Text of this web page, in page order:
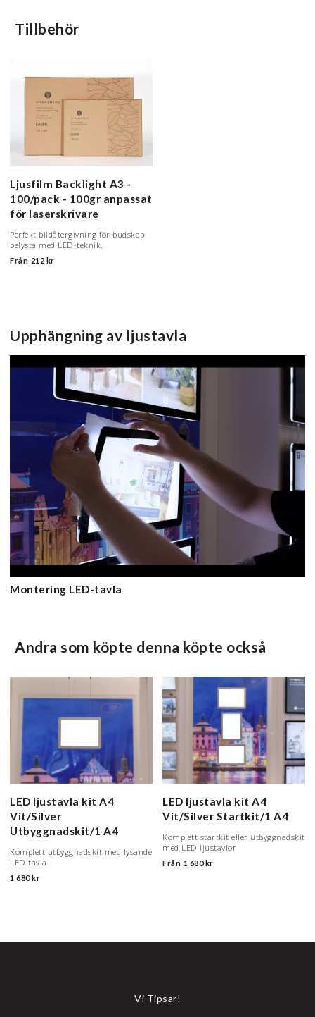
Tillbehör
Ljusfilm Backlight A3 -
100/pack - 100gr anpassat
för laserskrivare
Perfekt bildåtergivning för budskap
belysta med LED-teknik.
Från 212 kr
Upphängning av ljustavla
Montering LED-tavla
Andra som köpte denna köpte också
LED ljustavla kit A4
Vit/Silver
Utbyggnadskit/1 A4
Komplett utbyggnadskit med lysande
LED tavla
1 680 kr
LED ljustavla kit A4
Vit/Silver Startkit/1 A4
Komplett startkit eller utbyggnadskit
med LED ljustavlor
Från 1 680 kr
Vi Tipsar!